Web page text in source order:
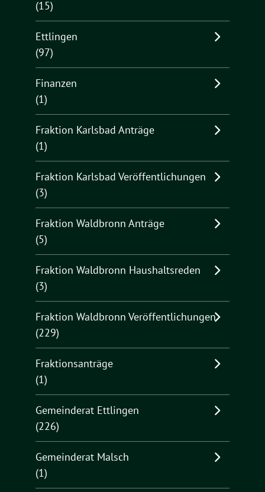
(15)
Ettlingen
(97)
Finanzen
(1)
Fraktion Karlsbad Anträge
(1)
Fraktion Karlsbad Veröffentlichungen
(3)
Fraktion Waldbronn Anträge
(5)
Fraktion Waldbronn Haushaltsreden
(3)
Fraktion Waldbronn Veröffentlichungen
(229)
Fraktionsanträge
(1)
Gemeinderat Ettlingen
(226)
Gemeinderat Malsch
(1)